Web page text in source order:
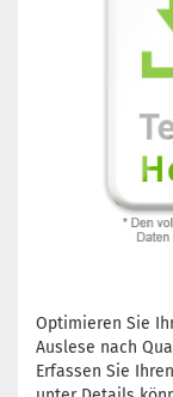
Optimieren Sie
Auslese nach
Erfassen Sie